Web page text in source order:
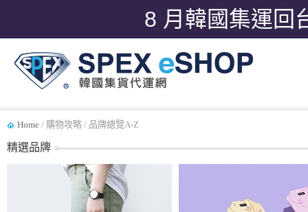
8 月韓國集運回
Home / 購物攻略 / 品牌總覽A-Z
精選品牌